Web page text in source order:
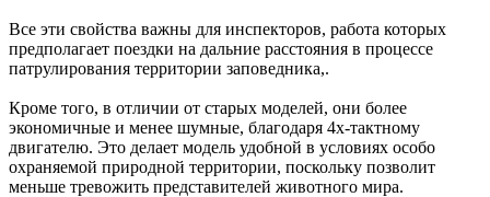
Все эти свойства важны для инспекторов, работа которых
предполагает поездки на дальние расстояния в процессе
патрулирования территории заповедника,.
Кроме того, в отличии от старых моделей, они более
экономичные и менее шумные, благодаря 4х-тактному
двигателю. Это делает модель удобной в условиях особо
охраняемой природной территории, поскольку позволит
меньше тревожить представителей животного мира.